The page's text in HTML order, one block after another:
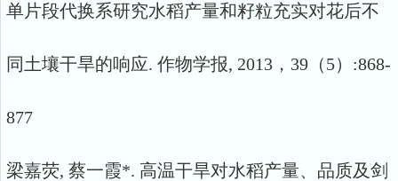
单片段代换系研究水稻产量和籽粒充实对花后不
同土壤干旱的响应. 作物学报, 2013，39（5）:868-
877
梁嘉荧, 蔡一霞*. 高温干旱对水稻产量、品质及剑